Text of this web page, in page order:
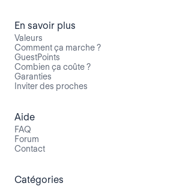
En savoir plus
Valeurs
Comment ça marche ?
GuestPoints
Combien ça coûte ?
Garanties
Inviter des proches
Aide
FAQ
Forum
Contact
Catégories